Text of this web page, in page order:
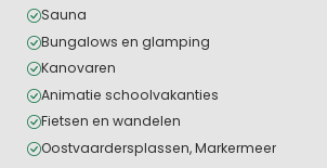
Sauna
Bungalows en glamping
Kanovaren
Animatie schoolvakanties
Fietsen en wandelen
Oostvaardersplassen, Markermeer